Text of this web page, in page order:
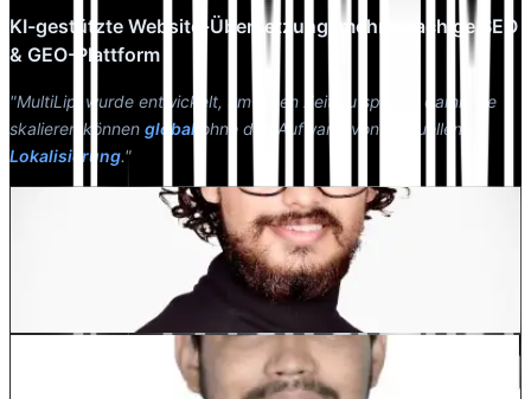
KI-gestützte Website-Übersetzung, mehrsprachige SEO
& GEO-Plattform
"MultiLipi wurde entwickelt, um Ihnen Zeit zu sparen, damit Sie
skalieren können global ohne den Aufwand von manuellen
Lokalisierung."
Co-Founder @MultiLipi